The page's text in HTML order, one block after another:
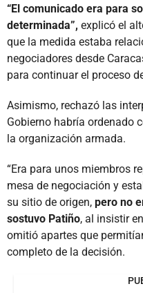
“El comunicado era para
determinada”, explicó el
que la medida estaba
negociadores desde
para continuar el proceso
Asimismo, rechazó las
Gobierno habría ordenado
la organización armada.
“Era para unos miembros
mesa de negociación y
su sitio de origen, pero no
sostuvo Patiño, al insistir
omitió apartes que
completo de la decisión.